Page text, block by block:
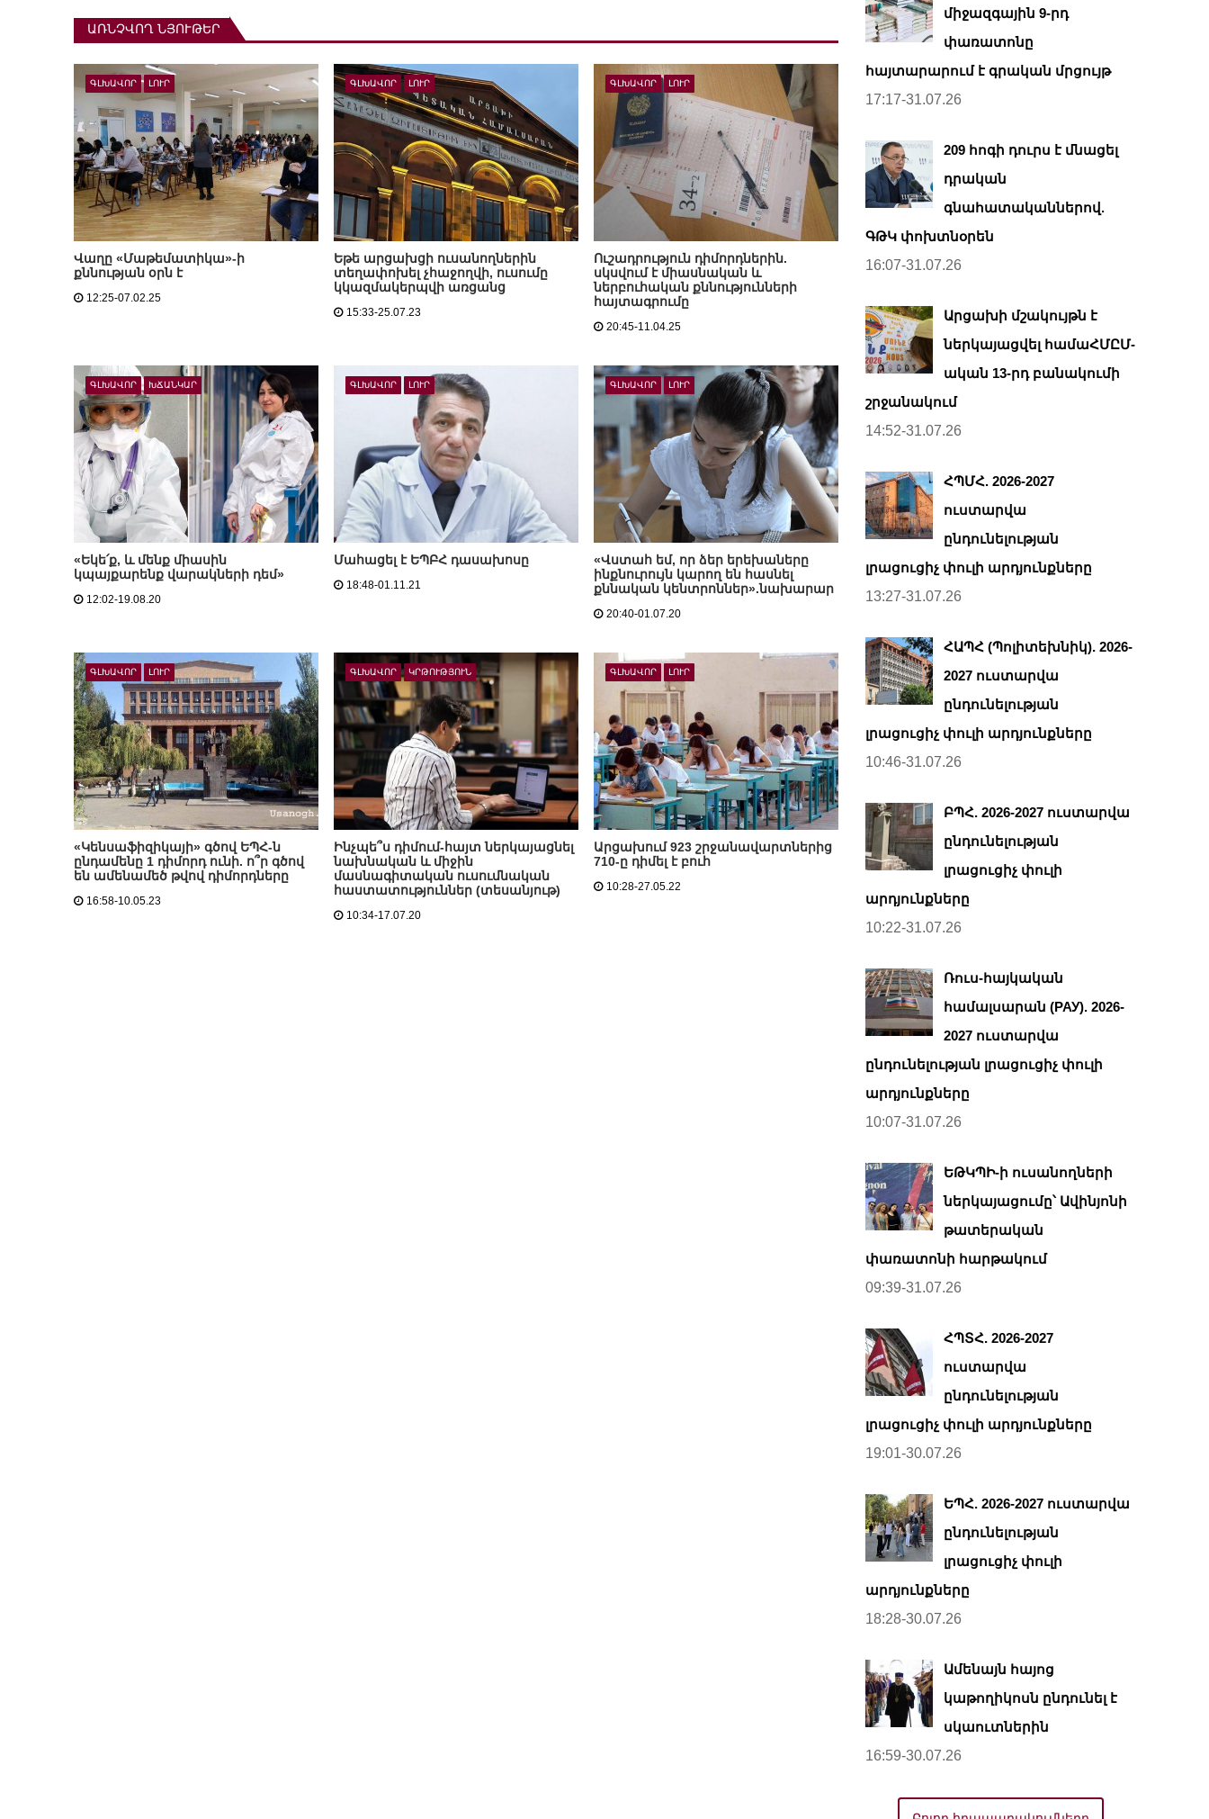
ԱՌՆՉՎՈՂ ՆՅՈՒԹԵՐ
ԳԼԽԱՎՈՐ ԼՈՒՐ
Վաղը «Մաթեմատիկա»-ի
քննության օրն է
12:25-07.02.25
ԳԼԽԱՎՈՐ ԼՈՒՐ
Եթե արցախցի ուսանողներին
տեղափոխել չհաջողվի, ուսումը
կկազմակերպվի առցանց
15:33-25.07.23
ԳԼԽԱՎՈՐ ԼՈՒՐ
Ուշադրություն դիմորդներին.
սկսվում է միասնական և
ներբուհական քննությունների
հայտագրումը
20:45-11.04.25
ԳԼԽԱՎՈՐ ԽՃԱՆԿԱՐ
«Եկե՛ք, և մենք միասին
կպայքարենք վարակների դեմ»
12:02-19.08.20
ԳԼԽԱՎՈՐ ԼՈՒՐ
Մահացել է ԵՊԲՀ դասախոսը
18:48-01.11.21
ԳԼԽԱՎՈՐ ԼՈՒՐ
«Վստահ եմ, որ ձեր երեխաները
ինքնուրույն կարող են հասնել
քննական կենտրոններ».նախարար
20:40-01.07.20
ԳԼԽԱՎՈՐ ԼՈՒՐ
«Կենսաֆիզիկայի» գծով ԵՊՀ-ն
ընդամենը 1 դիմորդ ունի. ո՞ր գծով
են ամենամեծ թվով դիմորդները
16:58-10.05.23
ԳԼԽԱՎՈՐ ԿՐԹՈՒԹՅՈՒՆ
Ինչպե՞ս դիմում-հայտ ներկայացնել
նախնական և միջին
մասնագիտական ուսումնական
հաստատություններ (տեսանյութ)
10:34-17.07.20
ԳԼԽԱՎՈՐ ԼՈՒՐ
Արցախում 923 շրջանավարտներից
710-ը դիմել է բուհ
10:28-27.05.22
միջազգային 9-րդ
փառատոնը
հայտարարում է գրական մրցույթ
17:17-31.07.26
209 հոգի դուրս է մնացել
դրական
գնահատականներով.
ԳԹԿ փոխտնօրեն
16:07-31.07.26
Արցախի մշակույթն է
ներկայացվել համաՀՄԸՄ-
ական 13-րդ բանակումի
շրջանակում
14:52-31.07.26
ՀՊՄՀ. 2026-2027
ուստարվա
ընդունելության
լրացուցիչ փուլի արդյունքները
13:27-31.07.26
ՀԱՊՀ (Պոլիտեխնիկ). 2026-
2027 ուստարվա
ընդունելության
լրացուցիչ փուլի արդյունքները
10:46-31.07.26
ԲՊՀ. 2026-2027 ուստարվա
ընդունելության
լրացուցիչ փուլի
արդյունքները
10:22-31.07.26
Ռուս-հայկական
համալսարան (РАУ). 2026-
2027 ուստարվա
ընդունելության լրացուցիչ փուլի
արդյունքները
10:07-31.07.26
ԵԹԿՊԻ-ի ուսանողների
ներկայացումը՝ Ավինյոնի
թատերական
փառատոնի հարթակում
09:39-31.07.26
ՀՊՏՀ. 2026-2027
ուստարվա
ընդունելության
լրացուցիչ փուլի արդյունքները
19:01-30.07.26
ԵՊՀ. 2026-2027 ուստարվա
ընդունելության
լրացուցիչ փուլի
արդյունքները
18:28-30.07.26
Ամենայն հայոց
կաթողիկոսն ընդունել է
սկաուտներին
16:59-30.07.26